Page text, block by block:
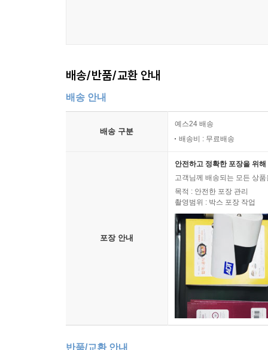
배송/반품/교환 안내
배송 안내
배송 구분
예스24 배송
배송비 : 무료배송
포장 안내
안전하고 정확한 포장을 위
고객님께 배송되는 모든 상
목적 : 안전한 포장 관리
촬영범위 : 박스 포장 작업
반품/교환 안내